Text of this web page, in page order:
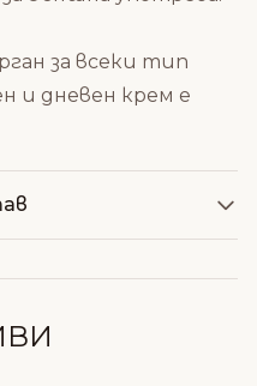
за всеки тип
и дневен крем е